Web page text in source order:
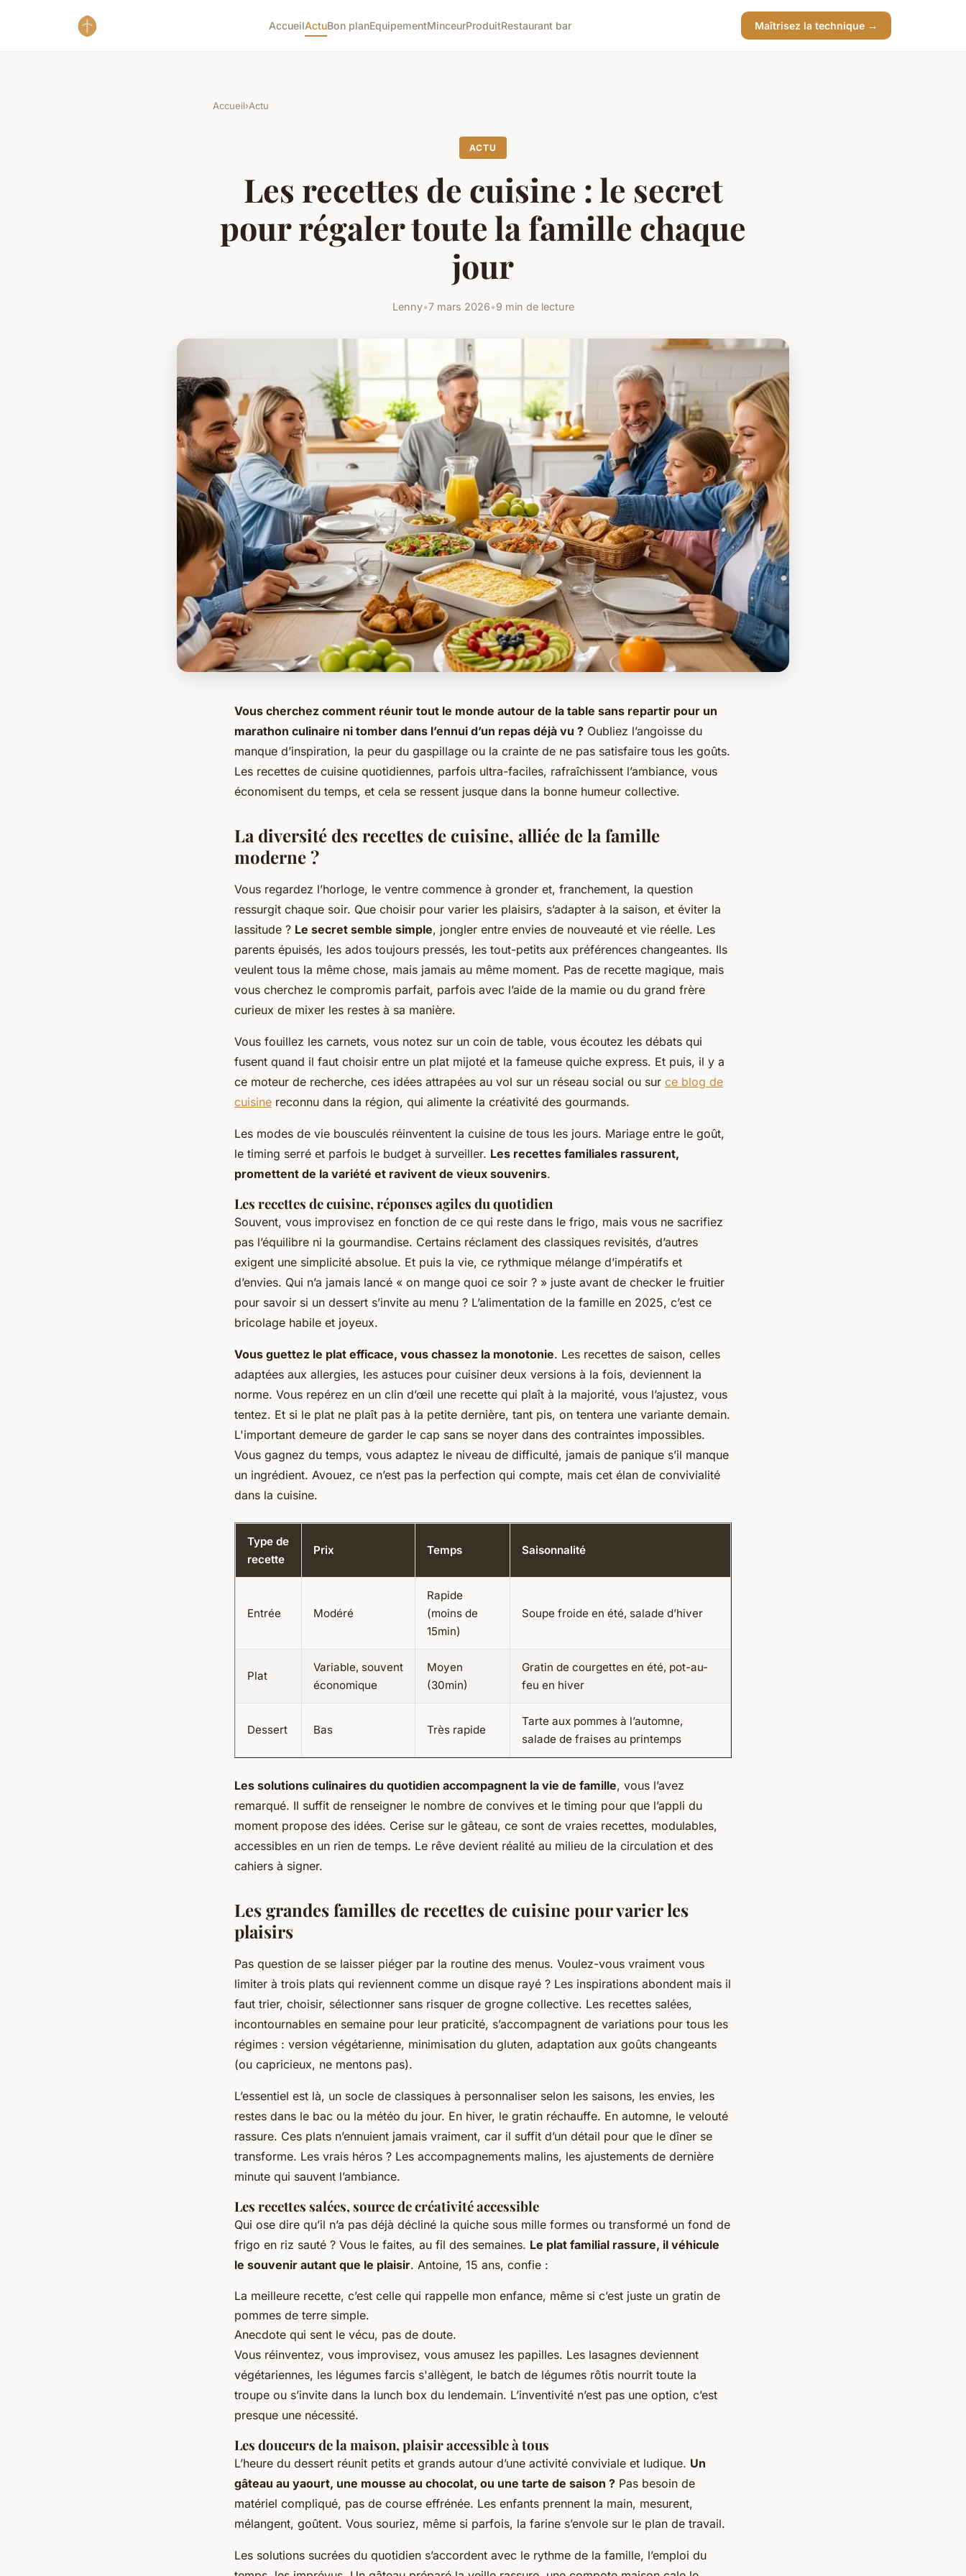
AccueilActuBon planEquipementMinceurProduitRestaurant bar Maîtrisez la technique →
Accueil›Actu
ACTU
Les recettes de cuisine : le secret
pour régaler toute la famille chaque
jour
Lenny•7 mars 2026•9 min de lecture
Vous cherchez comment réunir tout le monde autour de la table sans repartir pour un
marathon culinaire ni tomber dans l’ennui d’un repas déjà vu ? Oubliez l’angoisse du
manque d’inspiration, la peur du gaspillage ou la crainte de ne pas satisfaire tous les goûts.
Les recettes de cuisine quotidiennes, parfois ultra-faciles, rafraîchissent l’ambiance, vous
économisent du temps, et cela se ressent jusque dans la bonne humeur collective.
La diversité des recettes de cuisine, alliée de la famille
moderne ?
Vous regardez l’horloge, le ventre commence à gronder et, franchement, la question
ressurgit chaque soir. Que choisir pour varier les plaisirs, s’adapter à la saison, et éviter la
lassitude ? Le secret semble simple, jongler entre envies de nouveauté et vie réelle. Les
parents épuisés, les ados toujours pressés, les tout-petits aux préférences changeantes. Ils
veulent tous la même chose, mais jamais au même moment. Pas de recette magique, mais
vous cherchez le compromis parfait, parfois avec l’aide de la mamie ou du grand frère
curieux de mixer les restes à sa manière.
Vous fouillez les carnets, vous notez sur un coin de table, vous écoutez les débats qui
fusent quand il faut choisir entre un plat mijoté et la fameuse quiche express. Et puis, il y a
ce moteur de recherche, ces idées attrapées au vol sur un réseau social ou sur ce blog de
cuisine reconnu dans la région, qui alimente la créativité des gourmands.
Les modes de vie bousculés réinventent la cuisine de tous les jours. Mariage entre le goût,
le timing serré et parfois le budget à surveiller. Les recettes familiales rassurent,
promettent de la variété et ravivent de vieux souvenirs.
Les recettes de cuisine, réponses agiles du quotidien
Souvent, vous improvisez en fonction de ce qui reste dans le frigo, mais vous ne sacrifiez
pas l’équilibre ni la gourmandise. Certains réclament des classiques revisités, d’autres
exigent une simplicité absolue. Et puis la vie, ce rythmique mélange d’impératifs et
d’envies. Qui n’a jamais lancé « on mange quoi ce soir ? » juste avant de checker le fruitier
pour savoir si un dessert s’invite au menu ? L’alimentation de la famille en 2025, c’est ce
bricolage habile et joyeux.
Vous guettez le plat efficace, vous chassez la monotonie. Les recettes de saison, celles
adaptées aux allergies, les astuces pour cuisiner deux versions à la fois, deviennent la
norme. Vous repérez en un clin d’œil une recette qui plaît à la majorité, vous l’ajustez, vous
tentez. Et si le plat ne plaît pas à la petite dernière, tant pis, on tentera une variante demain.
L'important demeure de garder le cap sans se noyer dans des contraintes impossibles.
Vous gagnez du temps, vous adaptez le niveau de difficulté, jamais de panique s’il manque
un ingrédient. Avouez, ce n’est pas la perfection qui compte, mais cet élan de convivialité
dans la cuisine.
Type de
recette
Prix Temps Saisonnalité
Entrée Modéré
Rapide
(moins de
15min)
Soupe froide en été, salade d’hiver
Plat
Variable, souvent
économique
Moyen
(30min)
Gratin de courgettes en été, pot-au-
feu en hiver
Dessert Bas Très rapide
Tarte aux pommes à l’automne,
salade de fraises au printemps
Les solutions culinaires du quotidien accompagnent la vie de famille, vous l’avez
remarqué. Il suffit de renseigner le nombre de convives et le timing pour que l’appli du
moment propose des idées. Cerise sur le gâteau, ce sont de vraies recettes, modulables,
accessibles en un rien de temps. Le rêve devient réalité au milieu de la circulation et des
cahiers à signer.
Les grandes familles de recettes de cuisine pour varier les
plaisirs
Pas question de se laisser piéger par la routine des menus. Voulez-vous vraiment vous
limiter à trois plats qui reviennent comme un disque rayé ? Les inspirations abondent mais il
faut trier, choisir, sélectionner sans risquer de grogne collective. Les recettes salées,
incontournables en semaine pour leur praticité, s’accompagnent de variations pour tous les
régimes : version végétarienne, minimisation du gluten, adaptation aux goûts changeants
(ou capricieux, ne mentons pas).
L’essentiel est là, un socle de classiques à personnaliser selon les saisons, les envies, les
restes dans le bac ou la météo du jour. En hiver, le gratin réchauffe. En automne, le velouté
rassure. Ces plats n’ennuient jamais vraiment, car il suffit d’un détail pour que le dîner se
transforme. Les vrais héros ? Les accompagnements malins, les ajustements de dernière
minute qui sauvent l’ambiance.
Les recettes salées, source de créativité accessible
Qui ose dire qu’il n’a pas déjà décliné la quiche sous mille formes ou transformé un fond de
frigo en riz sauté ? Vous le faites, au fil des semaines. Le plat familial rassure, il véhicule
le souvenir autant que le plaisir. Antoine, 15 ans, confie :
La meilleure recette, c’est celle qui rappelle mon enfance, même si c’est juste un gratin de
pommes de terre simple.
Anecdote qui sent le vécu, pas de doute.
Vous réinventez, vous improvisez, vous amusez les papilles. Les lasagnes deviennent
végétariennes, les légumes farcis s'allègent, le batch de légumes rôtis nourrit toute la
troupe ou s’invite dans la lunch box du lendemain. L’inventivité n’est pas une option, c’est
presque une nécessité.
Les douceurs de la maison, plaisir accessible à tous
L’heure du dessert réunit petits et grands autour d’une activité conviviale et ludique. Un
gâteau au yaourt, une mousse au chocolat, ou une tarte de saison ? Pas besoin de
matériel compliqué, pas de course effrénée. Les enfants prennent la main, mesurent,
mélangent, goûtent. Vous souriez, même si parfois, la farine s’envole sur le plan de travail.
Les solutions sucrées du quotidien s’accordent avec le rythme de la famille, l’emploi du